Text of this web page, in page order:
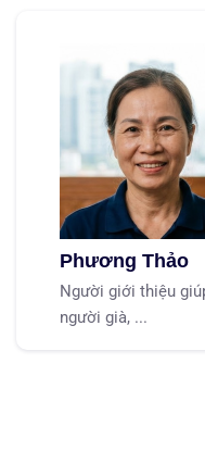
Phương Thảo
Người giới thiệu
người già, ...